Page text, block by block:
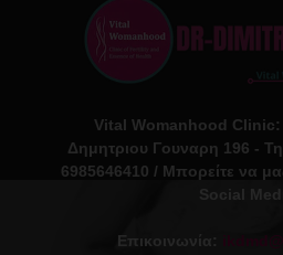
Vital Womanhood
Δημητριου Γουναρη 196 -
6985646410 / Μπορείτε να
Social
Επικοινωνία: